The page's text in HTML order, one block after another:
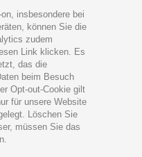
insbesondere bei
können Sie die
zudem
Link klicken. Es
das die
beim Besuch
Opt-out-Cookie gilt
für unsere Website
Löschen Sie
müssen Sie das